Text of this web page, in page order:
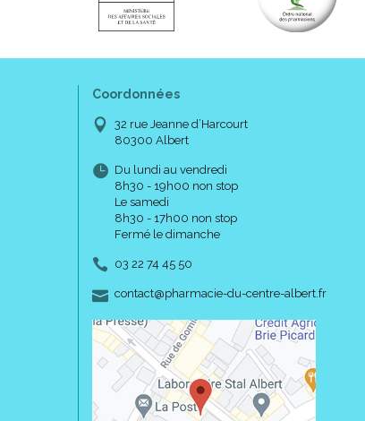
Coordonnées
32 rue Jeanne d’Harcourt
80300 Albert
Du lundi au vendredi
8h30 - 19h00 non stop
Le samedi
8h30 - 17h00 non stop
Fermé le dimanche
03 22 74 45 50
contact-
@-
pharmacie-du-centre-albert.fr